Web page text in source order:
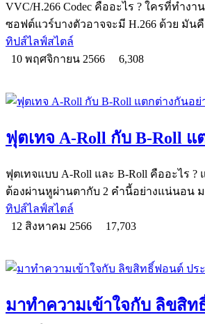
VVC/H.266 Codec คืออะไร ? ใครที่ทำง
ซอฟต์แวร์บางตัวอาจจะมี H.266 ด้วย มันคื
ทิปส์ไลฟ์สไตล์
10 พฤศจิกายน 2566
6,308
ฟุตเทจ A-Roll กับ B-Roll แ
ฟุตเทจแบบ A-Roll และ B-Roll คืออะไร
ต้องผ่านหูผ่านตากับ 2 คำนี้อย่างแน่นอน ม
ทิปส์ไลฟ์สไตล์
12 สิงหาคม 2566
17,703
มาทำความเข้าใจกับ ลิขสิ